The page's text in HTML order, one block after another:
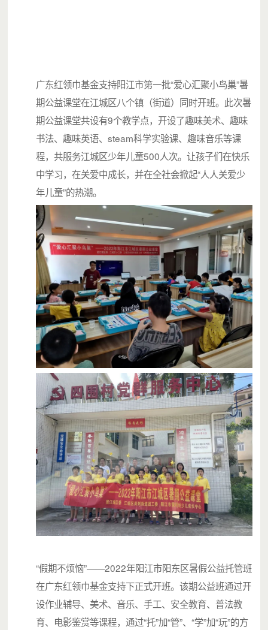
对于父母常年不在身边疏于陪伴
很少接触外面世界的孩子们而言
这里的图书或许能够给他们带来
注：图片已授权
而对于在外务工的家长而言
他们会收到老师的及时反馈
比如一些孩子看书、学习的照片
这可能是有些家长
第一次见到孩子看书的样子
广东红领巾基金支持阳江市第一批“爱心汇聚小鸟巢”暑
期公益课堂在江城区八个镇（街道）同时开班。此次暑
期公益课堂共设有9个教学点，开设了趣味美术、趣味
书法、趣味英语、steam科学实验课、趣味音乐等课
程，共服务江城区少年儿童500人次。让孩子们在快乐
中学习，在关爱中成长，并在全社会掀起“人人关爱少
年儿童”的热潮。
“假期不烦恼”——2022年阳江市阳东区暑假公益托管班
在广东红领巾基金支持下正式开班。该期公益班通过开
设作业辅导、美术、音乐、手工、安全教育、普法教
育、电影鉴赏等课程，通过“托”加“管”、“学”加“玩”的方